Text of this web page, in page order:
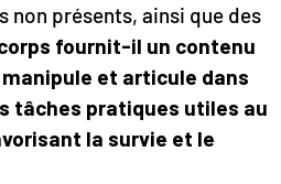
non présents, ainsi que des
fournit-il un contenu
et articule dans
tâches pratiques utiles au
la survie et le